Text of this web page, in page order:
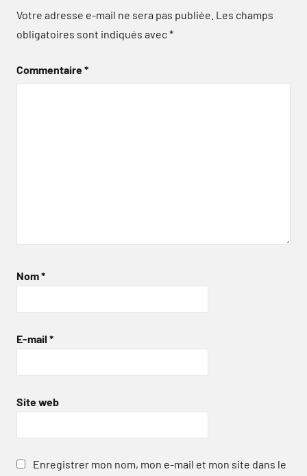
Votre adresse e-mail ne sera pas publiée. Les champs
obligatoires sont indiqués avec*
Commentaire*
Nom*
E-mail *
Site web
Enregistrer mon nom, mon e-mail et mon site dans le